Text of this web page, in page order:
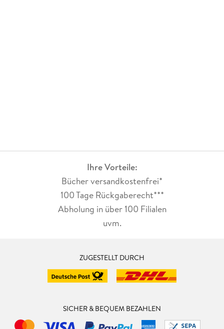
Ihre Vorteile:
Bücher versandkostenfrei*
100 Tage Rückgaberecht***
Abholung in über 100 Filialen
uvm.
ZUGESTELLT DURCH
SICHER & BEQUEM BEZAHLEN